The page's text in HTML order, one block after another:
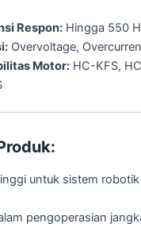
Respon:Hingga 550
Overvoltage,
Motor:HC-KFS,
untuk sistem
pengoperasian